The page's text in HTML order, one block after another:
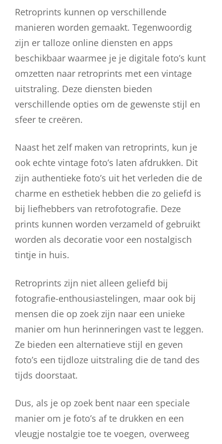
Retroprints kunnen op verschillende
manieren worden gemaakt. Tegenwoordig
zijn er talloze online diensten en apps
beschikbaar waarmee je je digitale foto’s kunt
omzetten naar retroprints met een vintage
uitstraling. Deze diensten bieden
verschillende opties om de gewenste stijl en
sfeer te creëren.
Naast het zelf maken van retroprints, kun je
ook echte vintage foto’s laten afdrukken. Dit
zijn authentieke foto’s uit het verleden die de
charme en esthetiek hebben die zo geliefd is
bij liefhebbers van retrofotografie. Deze
prints kunnen worden verzameld of gebruikt
worden als decoratie voor een nostalgisch
tintje in huis.
Retroprints zijn niet alleen geliefd bij
fotografie-enthousiastelingen, maar ook bij
mensen die op zoek zijn naar een unieke
manier om hun herinneringen vast te leggen.
Ze bieden een alternatieve stijl en geven
foto’s een tijdloze uitstraling die de tand des
tijds doorstaat.
Dus, als je op zoek bent naar een speciale
manier om je foto’s af te drukken en een
vleugje nostalgie toe te voegen, overweeg